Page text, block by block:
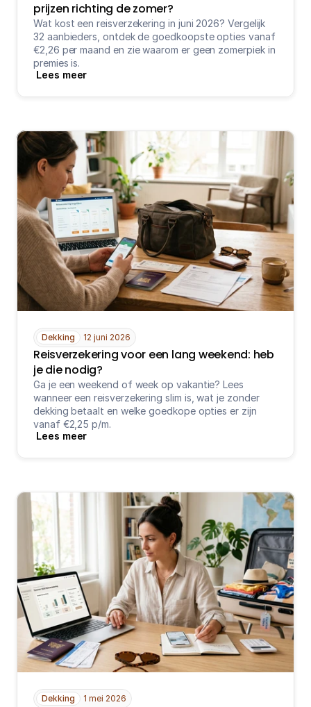
prijzen richting de zomer?
Wat kost een reisverzekering in juni 2026? Vergelijk
32 aanbieders, ontdek de goedkoopste opties vanaf
€2,26 per maand en zie waarom er geen zomerpiek in
premies is.
Lees meer
Dekking 12 juni 2026
Reisverzekering voor een lang weekend: heb
je die nodig?
Ga je een weekend of week op vakantie? Lees
wanneer een reisverzekering slim is, wat je zonder
dekking betaalt en welke goedkope opties er zijn
vanaf €2,25 p/m.
Lees meer
Dekking 1 mei 2026